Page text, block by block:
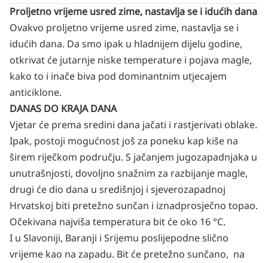
Proljetno vrijeme usred zime, nastavlja se i idućih dana
Ovakvo proljetno vrijeme usred zime, nastavlja se i
idućih dana. Da smo ipak u hladnijem dijelu godine,
otkrivat će jutarnje niske temperature i pojava magle,
kako to i inače biva pod dominantnim utjecajem
anticiklone.
DANAS DO KRAJA DANA
Vjetar će prema sredini dana jačati i rastjerivati oblake.
Ipak, postoji mogućnost još za poneku kap kiše na
širem riječkom području. S jačanjem jugozapadnjaka u
unutrašnjosti, dovoljno snažnim za razbijanje magle,
drugi će dio dana u središnjoj i sjeverozapadnoj
Hrvatskoj biti pretežno sunčan i iznadprosječno topao.
Očekivana najviša temperatura bit će oko 16 °C.
I u Slavoniji, Baranji i Srijemu poslijepodne slično
vrijeme kao na zapadu. Bit će pretežno sunčano, na